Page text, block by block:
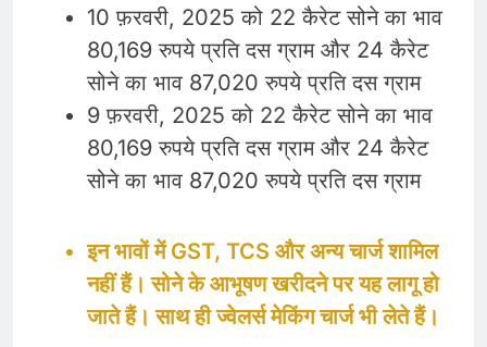
10 फ़रवरी, 2025 को 22 कैरेट सोने का भाव
80,169 रुपये प्रति दस ग्राम और 24 कैरेट
सोने का भाव 87,020 रुपये प्रति दस ग्राम
9 फ़रवरी, 2025 को 22 कैरेट सोने का भाव
80,169 रुपये प्रति दस ग्राम और 24 कैरेट
सोने का भाव 87,020 रुपये प्रति दस ग्राम
इन भावों में GST, TCS और अन्य चार्ज शामिल
नहीं हैं। सोने के आभूषण खरीदने पर यह लागू हो
जाते हैं। साथ ही ज्वेलर्स मेकिंग चार्ज भी लेते हैं।